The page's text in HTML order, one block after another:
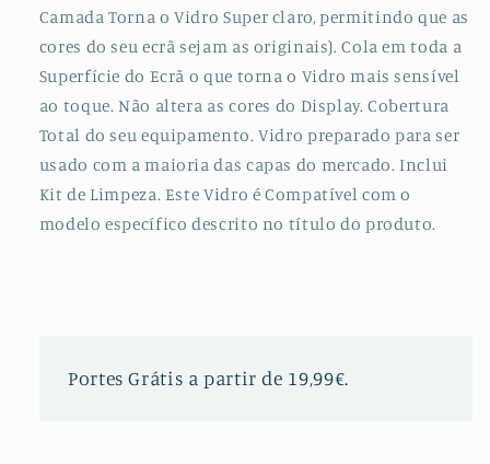
Camada Torna o Vidro Super claro, permitindo que as
cores do seu ecrã sejam as originais). Cola em toda a
Superfície do Ecrã o que torna o Vidro mais sensível
ao toque. Não altera as cores do Display. Cobertura
Total do seu equipamento. Vidro preparado para ser
usado com a maioria das capas do mercado. Inclui
Kit de Limpeza. Este Vidro é Compatível com o
modelo específico descrito no título do produto.
Portes Grátis a partir de 19,99€.